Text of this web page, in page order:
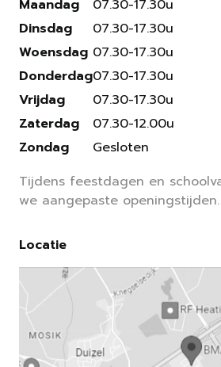
Maandag
Dinsdag
Woensdag
Donderdag
Vrijdag
Zaterdag
Zondag
07.30-17.30u
07.30-17.30u
07.30-17.30u
07.30-17.30u
07.30-17.30u
07.30-12.00u
Gesloten
Tijdens feestdagen en
we aangepaste openingstijden.
Locatie